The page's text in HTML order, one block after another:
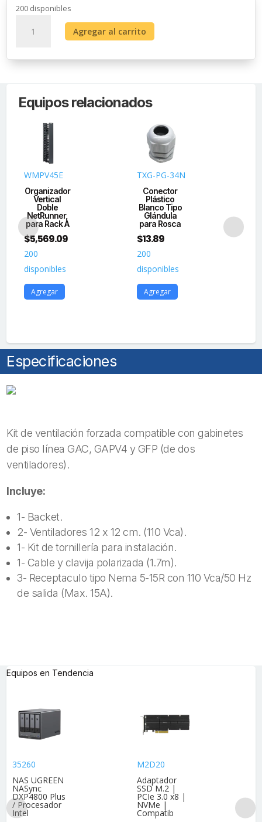
200 disponibles
Ventiladores
12
de
110
Vca/50
Hz
con
Clavija.
cantidad
Agregar al carrito
Equipos relacionados
WMPV45E
Organizador
Vertical
Doble
NetRunner,
para Rack A
$5,569.09
200
disponibles
Agregar
TXG-PG-34N
Conector
Plástico
Blanco Tipo
Glándula
para Rosca
$13.89
200
disponibles
Agregar
Especificaciones
Kit de ventilación forzada compatible con gabinetes
de piso línea GAC, GAPV4 y GFP (de dos
ventiladores).
Incluye:
1- Backet.
2- Ventiladores 12 x 12 cm. (110 Vca).
1- Kit de tornillería para instalación.
1- Cable y clavija polarizada (1.7m).
3- Receptaculo tipo Nema 5-15R con 110 Vca/50 Hz
de salida (Max. 15A).
Equipos en Tendencia
35260
NAS UGREEN
NASync
DXP4800 Plus
/ Procesador
Intel
M2D20
Adaptador
SSD M.2 |
PCIe 3.0 x8 |
NVMe |
Compatib